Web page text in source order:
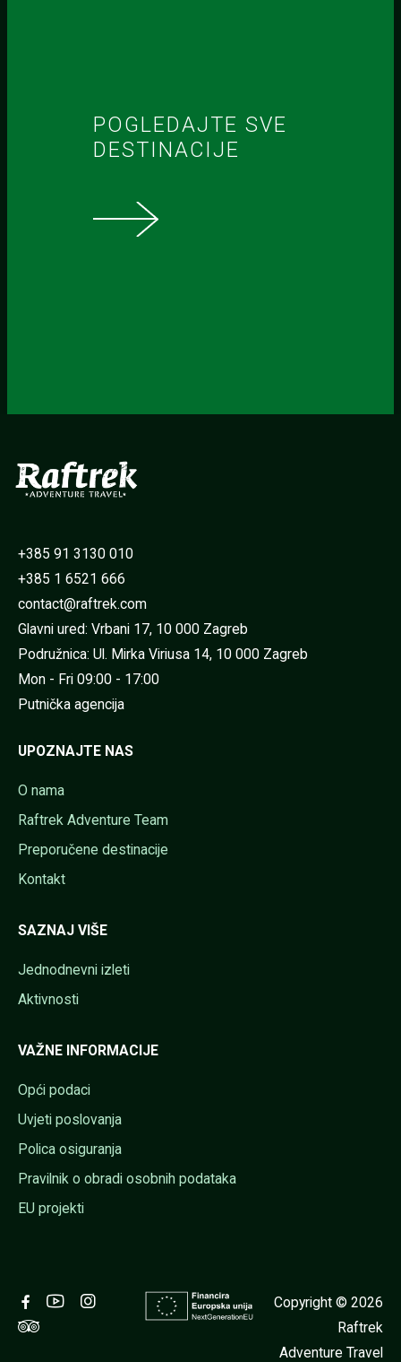
POGLEDAJTE SVE
DESTINACIJE
+385 91 3130 010
+385 1 6521 666
contact@raftrek.com
Glavni ured: Vrbani 17, 10 000 Zagreb
Podružnica: Ul. Mirka Viriusa 14, 10 000 Zagreb
Mon - Fri 09:00 - 17:00
Putnička agencija
UPOZNAJTE NAS
O nama
Raftrek Adventure Team
Preporučene destinacije
Kontakt
SAZNAJ VIŠE
Jednodnevni izleti
Aktivnosti
VAŽNE INFORMACIJE
Opći podaci
Uvjeti poslovanja
Polica osiguranja
Pravilnik o obradi osobnih podataka
EU projekti
Copyright © 2026
Raftrek
Adventure Travel